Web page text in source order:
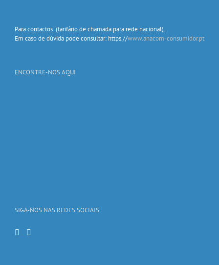
Para contactos (tarifário de chamada para rede nacional).
Em caso de dúvida pode consultar: https.//www.anacom-consumidor.pt
ENCONTRE-NOS AQUI
SIGA-NOS NAS REDES SOCIAIS